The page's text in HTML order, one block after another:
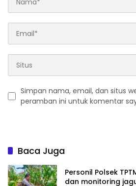
Simpan nama, email, dan situs
peramban ini untuk komentar
Baca Juga
Personil Polsek
dan monitoring